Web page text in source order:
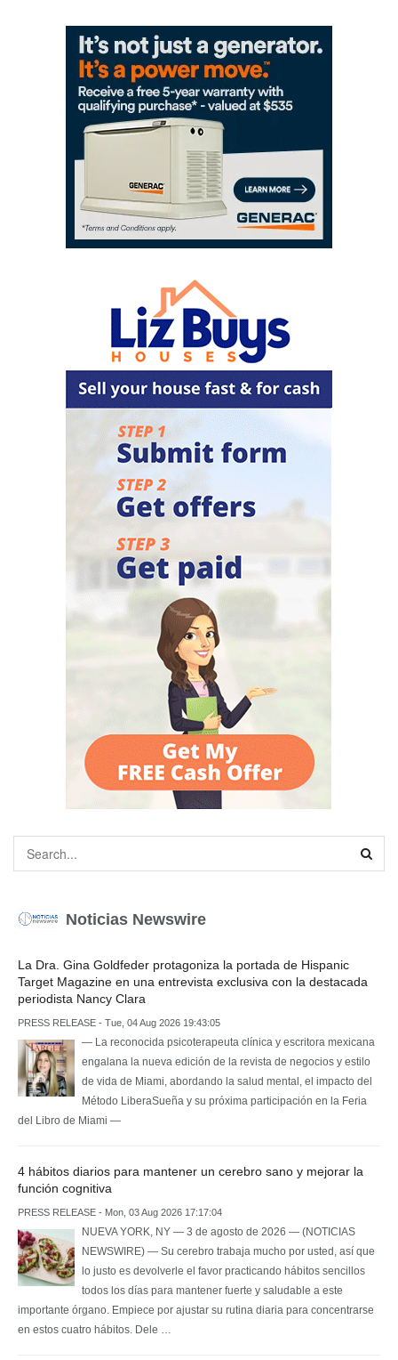
Noticias Newswire
La Dra. Gina Goldfeder protagoniza la portada de Hispanic
Target Magazine en una entrevista exclusiva con la destacada
periodista Nancy Clara
PRESS RELEASE - Tue, 04 Aug 2026 19:43:05
— La reconocida psicoterapeuta clínica y escritora mexicana
engalana la nueva edición de la revista de negocios y estilo
de vida de Miami, abordando la salud mental, el impacto del
Método LiberaSueña y su próxima participación en la Feria
del Libro de Miami —
4 hábitos diarios para mantener un cerebro sano y mejorar la
función cognitiva
PRESS RELEASE - Mon, 03 Aug 2026 17:17:04
NUEVA YORK, NY — 3 de agosto de 2026 — (NOTICIAS
NEWSWIRE) — Su cerebro trabaja mucho por usted, así que
lo justo es devolverle el favor practicando hábitos sencillos
todos los días para mantener fuerte y saludable a este
importante órgano. Empiece por ajustar su rutina diaria para concentrarse
en estos cuatro hábitos. Dele …